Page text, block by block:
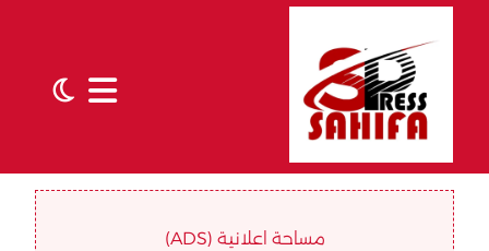
مساحة اعلانية (ADS)